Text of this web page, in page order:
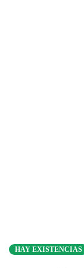
HAY EXISTENCIAS